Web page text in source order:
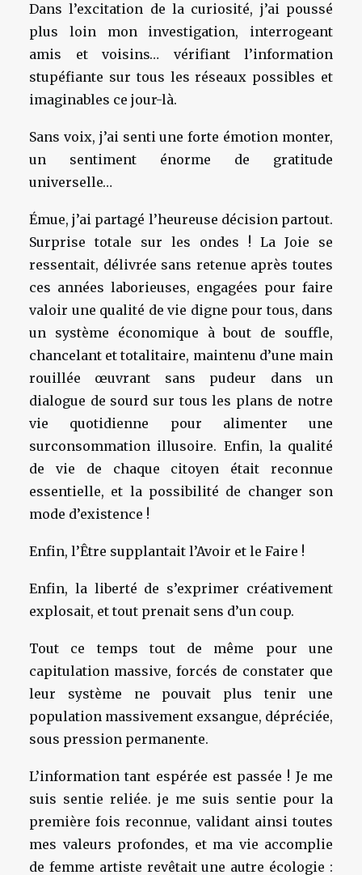
Dans l’excitation de la curiosité, j’ai poussé
plus loin mon investigation, interrogeant
amis et voisins… vérifiant l’information
stupéfiante sur tous les réseaux possibles et
imaginables ce jour-là.
Sans voix, j’ai senti une forte émotion monter,
un sentiment énorme de gratitude
universelle…
Émue, j’ai partagé l’heureuse décision partout.
Surprise totale sur les ondes ! La Joie se
ressentait, délivrée sans retenue après toutes
ces années laborieuses, engagées pour faire
valoir une qualité de vie digne pour tous, dans
un système économique à bout de souffle,
chancelant et totalitaire, maintenu d’une main
rouillée œuvrant sans pudeur dans un
dialogue de sourd sur tous les plans de notre
vie quotidienne pour alimenter une
surconsommation illusoire. Enfin, la qualité
de vie de chaque citoyen était reconnue
essentielle, et la possibilité de changer son
mode d’existence !
Enfin, l’Être supplantait l’Avoir et le Faire !
Enfin, la liberté de s’exprimer créativement
explosait, et tout prenait sens d’un coup.
Tout ce temps tout de même pour une
capitulation massive, forcés de constater que
leur système ne pouvait plus tenir une
population massivement exsangue, dépréciée,
sous pression permanente.
L’information tant espérée est passée ! Je me
suis sentie reliée. je me suis sentie pour la
première fois reconnue, validant ainsi toutes
mes valeurs profondes, et ma vie accomplie
de femme artiste revêtait une autre écologie :